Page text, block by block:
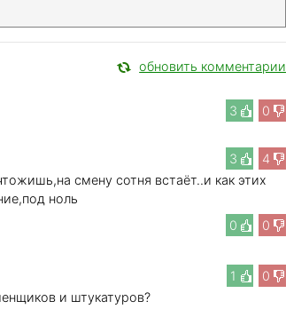
обновить комментарии
3 0
3
4
смену сотня встаёт..и как этих
ноль
0
0
1
0
и штукатуров?